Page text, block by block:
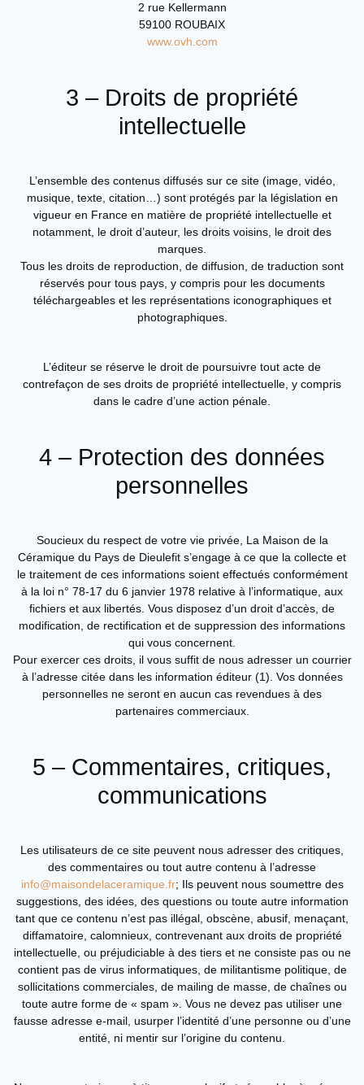
2 rue Kellermann
59100 ROUBAIX
www.ovh.com
3 – Droits de propriété
intellectuelle
L’ensemble des contenus diffusés sur ce site (image, vidéo,
musique, texte, citation…) sont protégés par la législation en
vigueur en France en matière de propriété intellectuelle et
notamment, le droit d’auteur, les droits voisins, le droit des
marques.
Tous les droits de reproduction, de diffusion, de traduction sont
réservés pour tous pays, y compris pour les documents
téléchargeables et les représentations iconographiques et
photographiques.
L’éditeur se réserve le droit de poursuivre tout acte de
contrefaçon de ses droits de propriété intellectuelle, y compris
dans le cadre d’une action pénale.
4 – Protection des données
personnelles
Soucieux du respect de votre vie privée, La Maison de la
Céramique du Pays de Dieulefit s’engage à ce que la collecte et
le traitement de ces informations soient effectués conformément
à la loi n° 78-17 du 6 janvier 1978 relative à l’informatique, aux
fichiers et aux libertés. Vous disposez d’un droit d’accès, de
modification, de rectification et de suppression des informations
qui vous concernent.
Pour exercer ces droits, il vous suffit de nous adresser un courrier
à l’adresse citée dans les information éditeur (1). Vos données
personnelles ne seront en aucun cas revendues à des
partenaires commerciaux.
5 – Commentaires, critiques,
communications
Les utilisateurs de ce site peuvent nous adresser des critiques,
des commentaires ou tout autre contenu à l’adresse
info@maisondelaceramique.fr; Ils peuvent nous soumettre des
suggestions, des idées, des questions ou toute autre information
tant que ce contenu n’est pas illégal, obscène, abusif, menaçant,
diffamatoire, calomnieux, contrevenant aux droits de propriété
intellectuelle, ou préjudiciable à des tiers et ne consiste pas ou ne
contient pas de virus informatiques, de militantisme politique, de
sollicitations commerciales, de mailing de masse, de chaînes ou
toute autre forme de « spam ». Vous ne devez pas utiliser une
fausse adresse e-mail, usurper l’identité d’une personne ou d’une
entité, ni mentir sur l’origine du contenu.